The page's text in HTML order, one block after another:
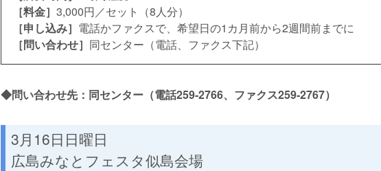
［料金］ 3,000円／セット（8人分）
［申し込み］ 電話かファクスで、希望日の1カ月前から2週間前までに
［問い合わせ］ 同センター（電話、ファクス下記）
◆問い合わせ先：同センター（電話259-2766、ファクス259-2767）
3月16日日曜日
広島みなとフェスタ似島会場